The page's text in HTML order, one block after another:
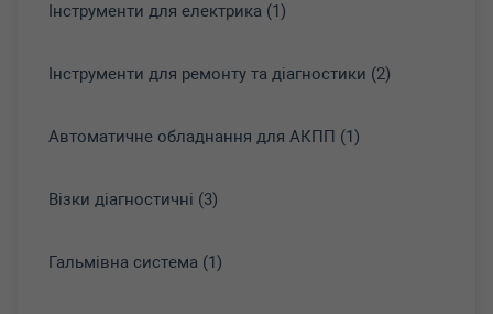
Інструменти для електрика (1)
Інструменти для ремонту та діагностики (2)
Автоматичне обладнання для АКПП (1)
Візки діагностичні (3)
Гальмівна система (1)